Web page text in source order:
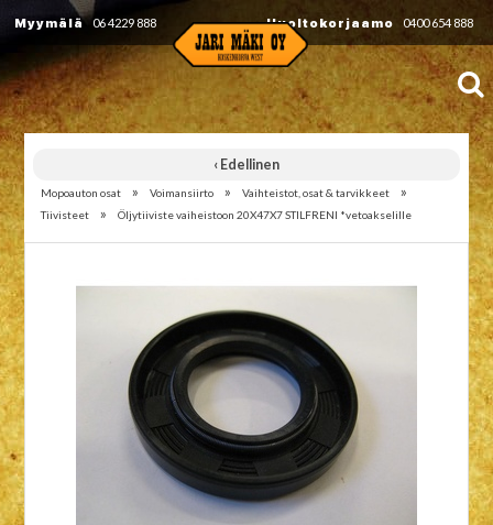
Myymälä 06 4229 888 Huoltokorjaamo 0400 654 888
‹ Edellinen
Mopoauton osat » Voimansiirto » Vaihteistot, osat & tarvikkeet »
Tiivisteet » Öljytiiviste vaiheistoon 20X47X7 STILFRENI *vetoakselille